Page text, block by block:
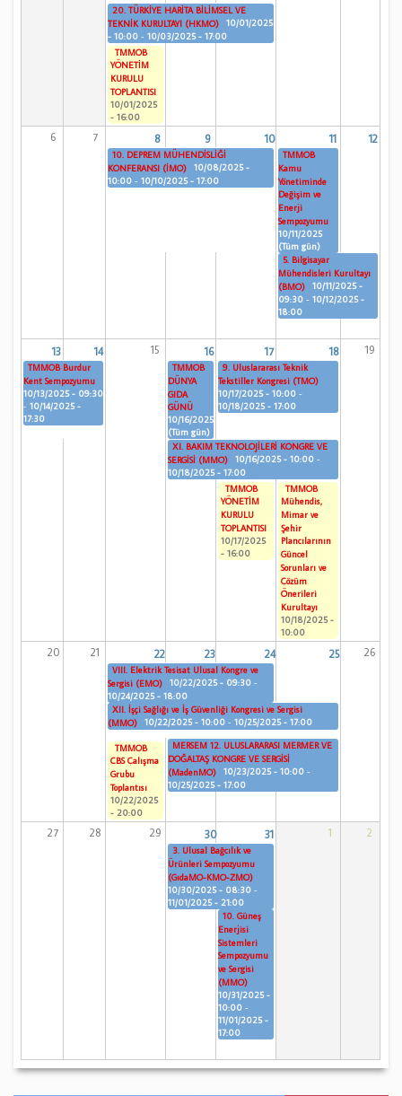
20. TÜRKİYE HARİTA BİLİMSEL VE
TEKNİK KURULTAYI (HKMO)
10/01/2025
- 10:00 -10/03/2025 - 17:00
TMMOB
YÖNETİM
KURULU
TOPLANTISI
10/01/2025
- 16:00
6 7 8 9 10 11 12
10. DEPREM MÜHENDİSLİĞİ
KONFERANSI (İMO)
10/08/2025 -
10:00 -10/10/2025 - 17:00
TMMOB
Kamu
Yönetiminde
Değişim ve
Enerji
Sempozyumu
10/11/2025
(Tüm gün)
5. Bilgisayar
Mühendisleri Kurultayı
(BMO)
10/11/2025 -
09:30 -10/12/2025 -
18:00
13 14 15 16 17 18 19
TMMOB Burdur
Kent Sempozyumu
10/13/2025 - 09:30
-10/14/2025 -
17:30
TMMOB
DÜNYA
GIDA
GÜNÜ
10/16/2025
(Tüm gün)
9. Uluslararası Teknik
Tekstiller Kongresi (TMO)
10/17/2025 - 10:00 -
10/18/2025 - 17:00
XI. BAKIM TEKNOLOJİLERİ KONGRE VE
SERGİSİ (MMO)
10/16/2025 - 10:00 -
10/18/2025 - 17:00
TMMOB
YÖNETİM
KURULU
TOPLANTISI
10/17/2025
- 16:00
TMMOB
Mühendis,
Mimar ve
Şehir
Plancılarının
Güncel
Sorunları ve
Çözüm
Önerileri
Kurultayı
10/18/2025 -
10:00
20 21 22 23 24 25 26
VIII. Elektrik Tesisat Ulusal Kongre ve
Sergisi (EMO)
10/22/2025 - 09:30 -
10/24/2025 - 18:00
XII. İşçi Sağlığı ve İş Güvenliği Kongresi ve Sergisi
(MMO)
10/22/2025 - 10:00 -10/25/2025 - 17:00
TMMOB
CBS Çalışma
Grubu
Toplantısı
10/22/2025
- 20:00
MERSEM 12. ULUSLARARASI MERMER VE
DOĞALTAŞ KONGRE VE SERGİSİ
(MadenMO)
10/23/2025 - 10:00 -
10/25/2025 - 17:00
27 28 29 30 31 1 2
3. Ulusal Bağcılık ve
Ürünleri Sempozyumu
(GıdaMO-KMO-ZMO)
10/30/2025 - 08:30 -
11/01/2025 - 21:00
10. Güneş
Enerjisi
Sistemleri
Sempozyumu
ve Sergisi
(MMO)
10/31/2025 -
10:00 -
11/01/2025 -
17:00